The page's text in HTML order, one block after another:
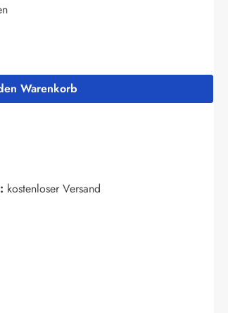
gewünschten Wert ein
Warenkorb
kostenloser Versand